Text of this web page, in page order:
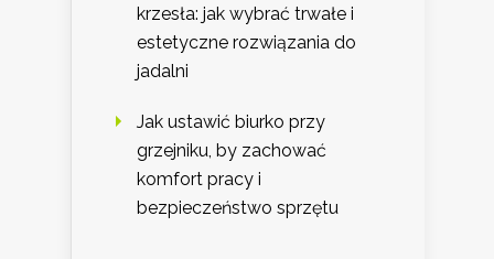
krzesła: jak wybrać trwałe i
estetyczne rozwiązania do
jadalni
Jak ustawić biurko przy
grzejniku, by zachować
komfort pracy i
bezpieczeństwo sprzętu